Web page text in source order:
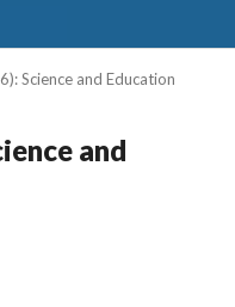
Science and Education
and